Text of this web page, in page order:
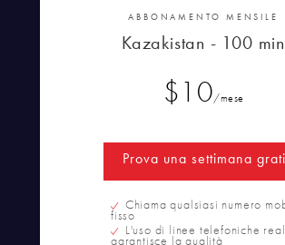
ABBONAMENTO MENSILE
Kazakistan - 100 min
$10/mese
Prova una settimana
Chiama qualsiasi numero
fisso
L'uso di linee telefoniche
garantisce la qualità